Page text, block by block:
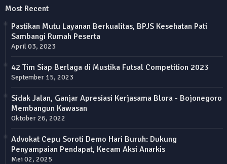
Most Recent
Pastikan Mutu Layanan Berkualitas, BPJS Kesehatan Pati
Sambangi Rumah Peserta
April 03, 2023
42 Tim Siap Berlaga di Mustika Futsal Competition 2023
September 15, 2023
Sidak Jalan, Ganjar Apresiasi Kerjasama Blora - Bojonegoro
Membangun Kawasan
Oktober 26, 2022
Advokat Cepu Soroti Demo Hari Buruh: Dukung
Penyampaian Pendapat, Kecam Aksi Anarkis
Mei 02, 2025